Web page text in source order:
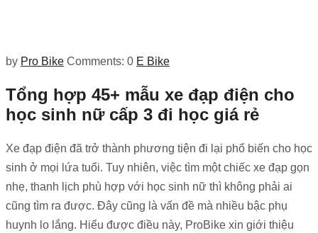
by Pro Bike Comments: 0 E Bike
Tổng hợp 45+ mẫu xe đạp điện cho
học sinh nữ cấp 3 đi học giá rẻ
Xe đạp điện đã trở thành phương tiện đi lại phổ biến cho học
sinh ở mọi lứa tuổi. Tuy nhiên, việc tìm một chiếc xe đạp gọn
nhẹ, thanh lịch phù hợp với học sinh nữ thì không phải ai
cũng tìm ra được. Đây cũng là vấn đề mà nhiều bậc phụ
huynh lo lắng. Hiểu được điều này, ProBike xin giới thiệu